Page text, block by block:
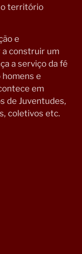
o território
e
a construir um
a serviço da fé
homens e
em
de Juventudes,
coletivos etc.